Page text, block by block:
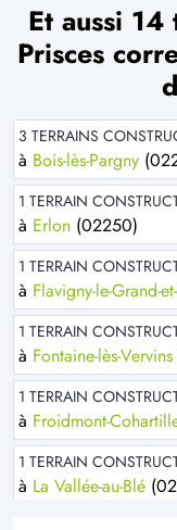
Et aussi
Prisces
3 TERRAINS
à Bois-lès-Pargny
1 TERRAIN
à Erlon (02250)
1 TERRAIN
à Flavigny-le-Grand-
1 TERRAIN
à Fontaine-lès-Vervins
1 TERRAIN
à Froidmont-
1 TERRAIN
à La Vallée-au-Blé